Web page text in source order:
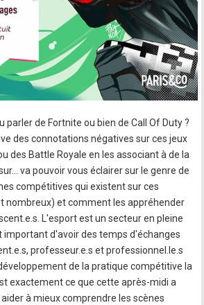
parler de Fortnite ou bien de Call Of Duty ?
des connotations négatives sur ces jeux
des Battle Royale en les associant à de la
va pouvoir vous éclairer sur le genre de
compétitives qui existent sur ces
nombreux) et comment les appréhender
L'esport est un secteur en pleine
important d'avoir des temps d'échanges
professeur.e.s et professionnel.le.s
de la pratique compétitive la
exactement ce que cette après-midi a
à mieux comprendre les scènes